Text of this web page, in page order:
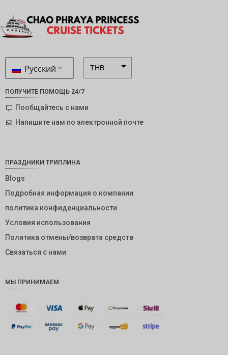
Русский THB
NZD
INR
AUD
KRW
ПОЛУЧИТЕ ПОМОЩЬ 24/7
Пообщайтесь с нами
Напишите нам по электронной почте
ПРАЗДНИКИ ТРИПЛИНА
Blogs
Подробная информация о компании
политика конфиденциальности
Условия использования
Политика отмены/возврата средств
Связаться с нами
МЫ ПРИНИМАЕМ